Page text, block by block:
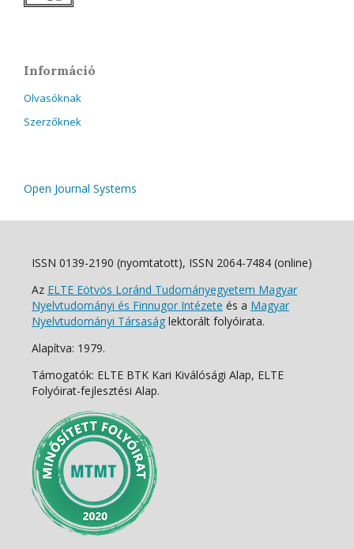
Információ
Olvasóknak
Szerzőknek
Open Journal Systems
ISSN 0139-2190 (nyomtatott), ISSN 2064-7484 (online)
Az ELTE Eötvös Loránd Tudományegyetem Magyar
Nyelvtudományi és Finnugor Intézete és a Magyar
Nyelvtudományi Társaság lektorált folyóirata.
Alapítva: 1979.
Támogatók: ELTE BTK Kari Kiválósági Alap, ELTE
Folyóirat-fejlesztési Alap.